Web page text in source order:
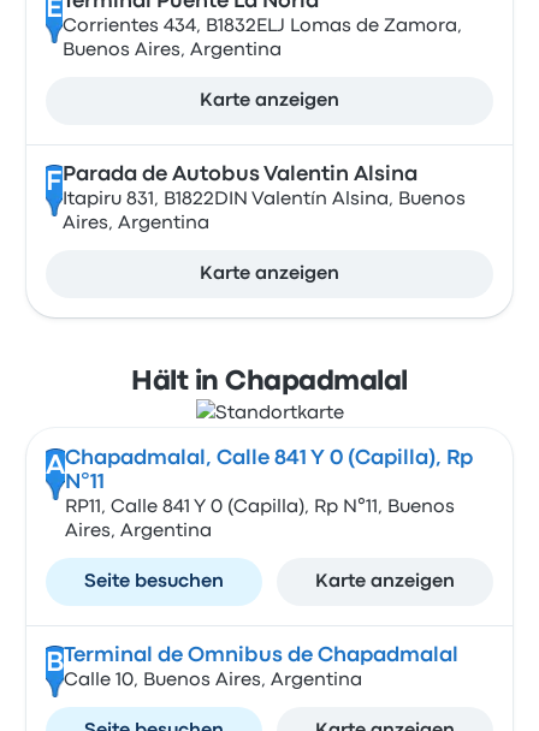
E
Corrientes 434, B1832ELJ Lomas de Zamora,
Buenos Aires, Argentina
Karte anzeigen
F Parada de Autobus Valentin Alsina
Itapiru 831, B1822DIN Valentín Alsina, Buenos
Aires, Argentina
Karte anzeigen
Hält in Chapadmalal
AChapadmalal, Calle 841 Y 0 (Capilla), Rp
N°11
RP11, Calle 841 Y 0 (Capilla), Rp N°11, Buenos
Aires, Argentina
Seite besuchen Karte anzeigen
B Terminal de Omnibus de Chapadmalal
Calle 10, Buenos Aires, Argentina